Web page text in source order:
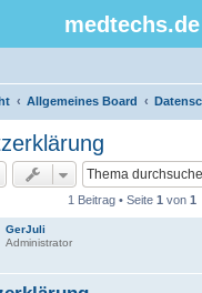
medtechs.de
Allgemeines Board
1 Beitrag • Seite 1 von 1
GerJuli
Administrator